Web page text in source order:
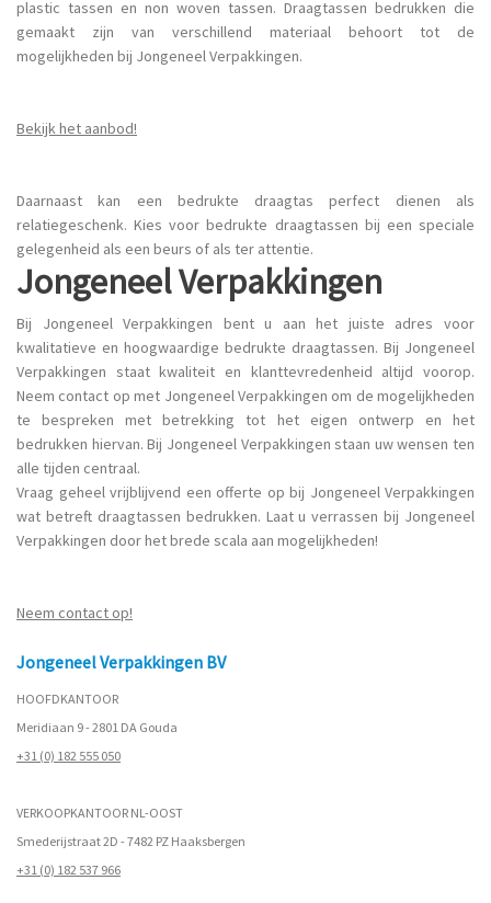
plastic tassen en non woven tassen. Draagtassen bedrukken die
gemaakt zijn van verschillend materiaal behoort tot de
mogelijkheden bij Jongeneel Verpakkingen.
Bekijk het aanbod!
Daarnaast kan een bedrukte draagtas perfect dienen als
relatiegeschenk. Kies voor bedrukte draagtassen bij een speciale
gelegenheid als een beurs of als ter attentie.
Jongeneel Verpakkingen
Bij Jongeneel Verpakkingen bent u aan het juiste adres voor
kwalitatieve en hoogwaardige bedrukte draagtassen. Bij Jongeneel
Verpakkingen staat kwaliteit en klanttevredenheid altijd voorop.
Neem contact op met Jongeneel Verpakkingen om de mogelijkheden
te bespreken met betrekking tot het eigen ontwerp en het
bedrukken hiervan. Bij Jongeneel Verpakkingen staan uw wensen ten
alle tijden centraal.
Vraag geheel vrijblijvend een offerte op bij Jongeneel Verpakkingen
wat betreft draagtassen bedrukken. Laat u verrassen bij Jongeneel
Verpakkingen door het brede scala aan mogelijkheden!
Neem contact op!
Jongeneel Verpakkingen BV
HOOFDKANTOOR
Meridiaan 9 - 2801 DA Gouda
+31 (0) 182 555 050
VERKOOPKANTOOR NL-OOST
Smederijstraat 2D - 7482 PZ Haaksbergen
+31 (0) 182 537 966